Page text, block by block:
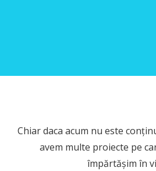
Chiar daca acum nu este
avem multe proiecte pe
împărtășim în